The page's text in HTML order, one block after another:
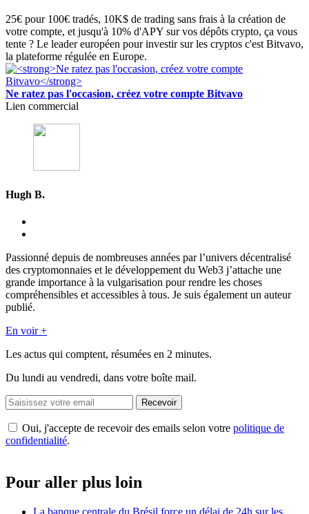
25€ pour 100€ tradés, 10K$ de trading sans frais à la création de
votre compte, et jusqu'à 10% d'APY sur vos dépôts crypto, ça vous
tente ? Le leader européen pour investir sur les cryptos c'est Bitvavo,
la plateforme régulée en Europe.
Ne ratez pas l'occasion, créez votre compte Bitvavo
Lien commercial
Hugh B.
Passionné depuis de nombreuses années par l’univers décentralisé
des cryptomonnaies et le développement du Web3 j’attache une
grande importance à la vulgarisation pour rendre les choses
compréhensibles et accessibles à tous. Je suis également un auteur
publié.
En voir +
Les actus qui comptent, résumées en 2 minutes.
Du lundi au vendredi, dans votre boîte mail.
Recevoir
Oui, j'accepte de recevoir des emails selon votre politique de
confidentialité.
Pour aller plus loin
La banque centrale du Brésil force un délai de 24h sur les